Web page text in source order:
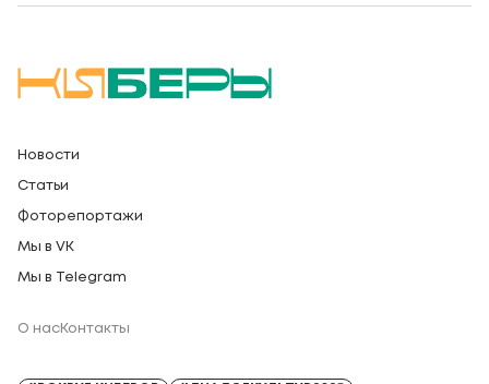
Новости
Статьи
Фоторепортажи
Мы в VK
Мы в Telegram
О насКонтакты